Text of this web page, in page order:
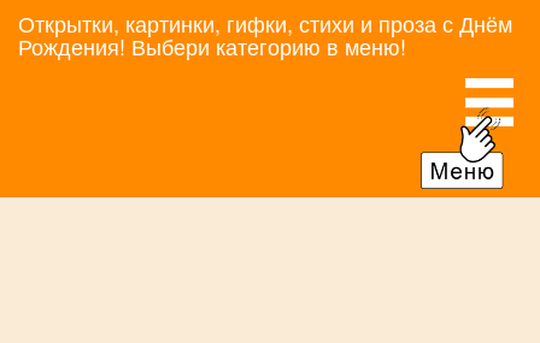
Открытки, картинки, гифки, стихи и проза с Днём
Рождения! Выбери категорию в меню!